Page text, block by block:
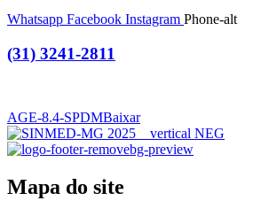
Whatsapp Facebook Instagram Phone-alt
(31) 3241-2811
AGE-8.4-SPDMBaixar
Mapa do site